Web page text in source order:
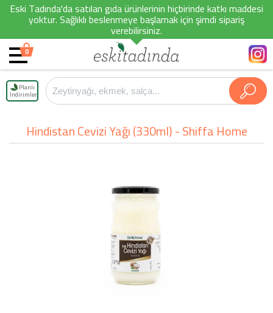
Eski Tadında'da satılan gıda ürünlerinin hiçbirinde katkı maddesi
yoktur. Sağlıklı beslenmeye başlamak için şimdi sipariş
verebilirsiniz.
0
Planlı
İndirimler
Hindistan Cevizi Yağı (330ml) - Shiffa Home